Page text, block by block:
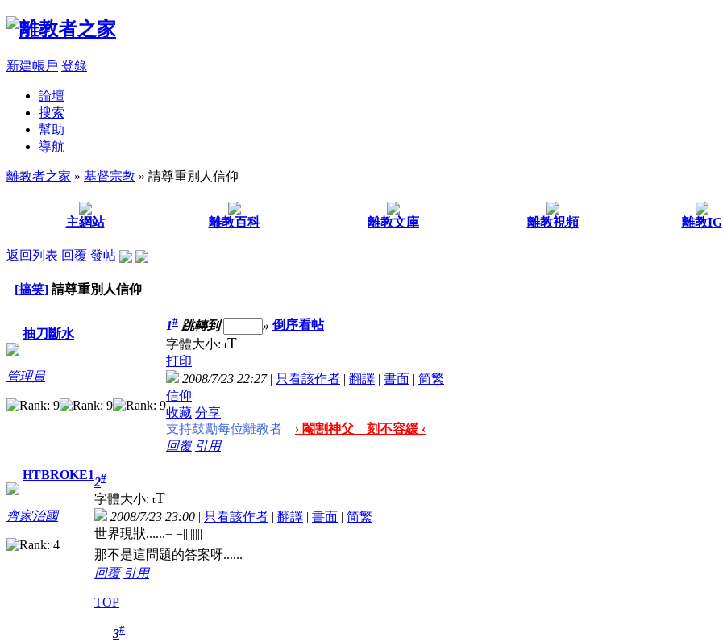
新建帳戶 登錄
論壇
搜索
幫助
導航
離教者之家 » 基督宗教 » 請尊重別人信仰
主網站 離教百科 離教文庫 離教視頻 離教IG
返回列表 回覆 發帖
[搞笑] 請尊重別人信仰
抽刀斷水
管理員
1# 跳轉到 » 倒序看帖
字體大小: tT
打印
2008/7/23 22:27| 只看該作者 | 翻譯 | 書面 | 简繁
信仰
收藏 分享
支持鼓勵每位離教者
› 閹割神父 刻不容緩 ‹
回覆 引用
HTBROKE1
齊家治國
2#
字體大小: tT
2008/7/23 23:00 | 只看該作者 | 翻譯 | 書面 | 简繁
世界現狀......= =||||||||
那不是這問題的答案呀......
回覆 引用
TOP
3#